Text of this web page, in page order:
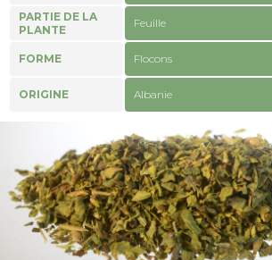
PARTIE DE LA
PLANTE
Feuille
FORME Flocons
ORIGINE Albanie